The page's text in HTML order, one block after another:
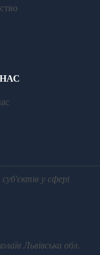
у сфері
Львівська обл.